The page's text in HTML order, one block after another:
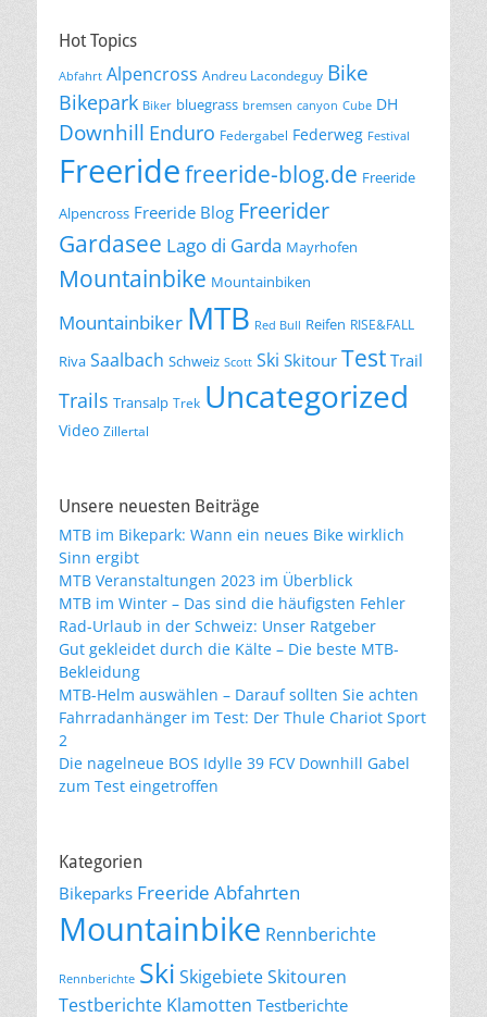
Hot Topics
Abfahrt Alpencross Andreu Lacondeguy Bike
Bikepark Biker bluegrass bremsen canyon Cube DH
Downhill Enduro Federgabel Federweg Festival
Freeridefreeride-blog.de Freeride
Alpencross Freeride Blog Freerider
Gardasee Lago di Garda Mayrhofen
Mountainbike Mountainbiken
Mountainbiker MTB Red Bull Reifen RISE&FALL
Riva Saalbach Schweiz Scott Ski Skitour Test Trail
Trails Transalp Trek Uncategorized
Video Zillertal
Unsere neuesten Beiträge
MTB im Bikepark: Wann ein neues Bike wirklich
Sinn ergibt
MTB Veranstaltungen 2023 im Überblick
MTB im Winter – Das sind die häufigsten Fehler
Rad-Urlaub in der Schweiz: Unser Ratgeber
Gut gekleidet durch die Kälte – Die beste MTB-
Bekleidung
MTB-Helm auswählen – Darauf sollten Sie achten
Fahrradanhänger im Test: Der Thule Chariot Sport
2
Die nagelneue BOS Idylle 39 FCV Downhill Gabel
zum Test eingetroffen
Kategorien
Bikeparks Freeride Abfahrten
Mountainbike Rennberichte
Rennberichte Ski SkigebieteSkitouren
Testberichte Klamotten Testberichte